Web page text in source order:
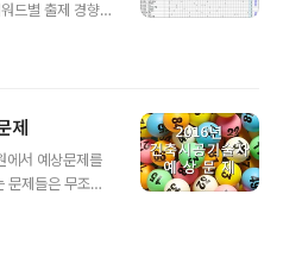
드별 출제 경향
개 입니다. 아주
모든 문제를 모
도 시간이지만
. 그래서 공부의
부를 시작하기
제
에서 예상문제를
문제들은 무조건
만 뽑았습니다.